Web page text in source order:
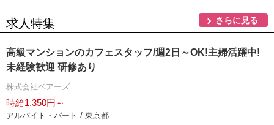
求人特集 さらに見る
高級マンションのカフェスタッフ/週2日～OK!主婦活躍中!
未経験歓迎 研修あり
株式会社ベアーズ
時給1,350円～
アルバイト・パート / 東京都